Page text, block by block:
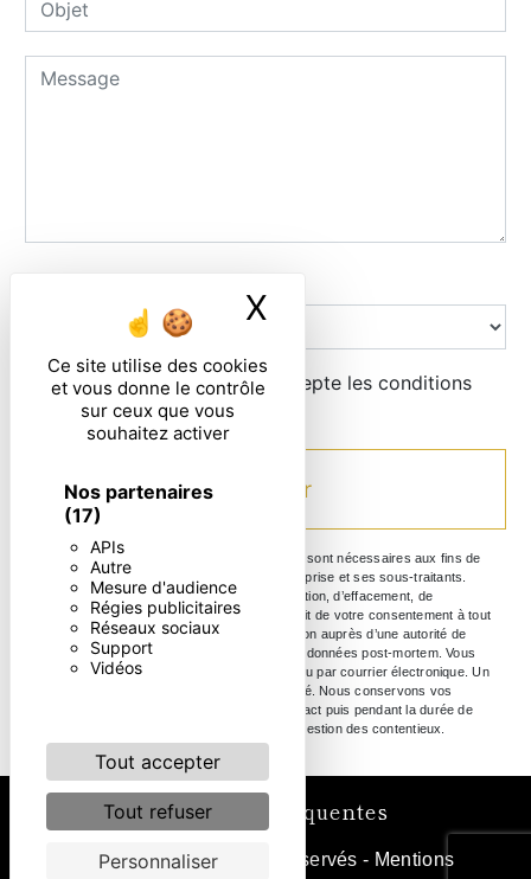
Ce site utilise des cookies
et vous donne le contrôle
sur ceux que vous
souhaitez activer
Nos partenaires
(17)
APIs
Autre
Mesure d'audience
Régies publicitaires
Réseaux sociaux
Support
Vidéos
Tout accepter
Tout refuser
Personnaliser
X Masquer le
En cochant cette case, j'accepte les conditions
particulières ci-dessous **
Envoyer
** Les données personnelles communiquées sont nécessaires aux fins de
vous contacter. Elles sont destinées à l'entreprise et ses sous-traitants.
Vous disposez de droits d’accès, de rectification, d’effacement, de
portabilité, de limitation, d’opposition, de retrait de votre consentement à tout
moment et du droit d’introduire une réclamation auprès d’une autorité de
contrôle, ainsi que d’organiser le sort de vos données post-mortem. Vous
pouvez exercer ces droits par voie postale ou par courrier électronique. Un
justificatif d'identité pourra vous être demandé. Nous conservons vos
données pendant la période de prise de contact puis pendant la durée de
prescription légale aux fins probatoire et de gestion des contentieux.
Recherches fréquentes
Vistalid- 2026 - Tous droits réservés - Mentions